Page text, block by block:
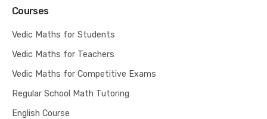
Courses
Vedic Maths for Students
Vedic Maths for Teachers
Vedic Maths for Competitive Exams
Regular School Math Tutoring
English Course